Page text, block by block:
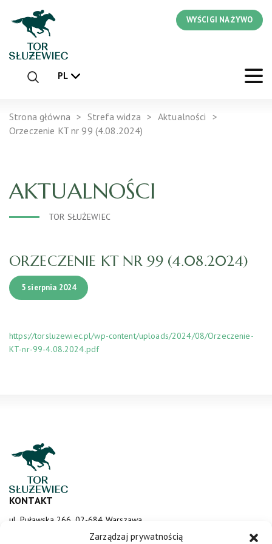
Zarządzaj prywatnością
WYŚCIGI NA ŻYWO
PL
Strona główna Strefa widza
Aktualności
Orzeczenie KT nr 99 (4.08.2024)
AKTUALNOŚCI
TOR SŁUŻEWIEC
ORZECZENIE KT NR 99 (4.08.2024)
5 sierpnia 2024
https://torsluzewiec.pl/wp-content/uploads/2024/08/Orzeczenie-
KT-nr-99-4.08.2024.pdf
KONTAKT
ul. Puławska 266, 02-684 Warszawa
sluzewiec@totalizator.pl